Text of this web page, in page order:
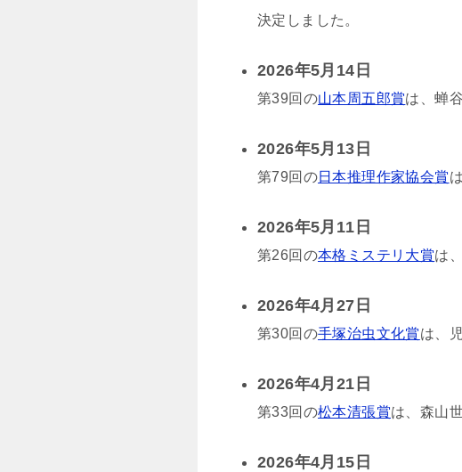
決定しました。
2026年5月14日
第39回の山本周五郎賞は、蝉
2026年5月13日
第79回の日本推理作家協会賞
2026年5月11日
第26回の本格ミステリ大賞は
2026年4月27日
第30回の手塚治虫文化賞は、
2026年4月21日
第33回の松本清張賞は、森山
2026年4月15日